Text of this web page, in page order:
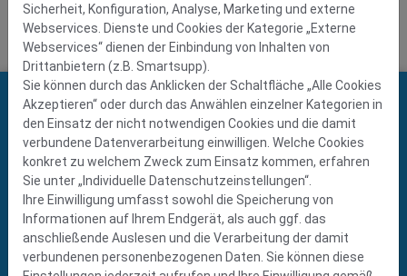
Begriffsdefinition
KONTAKT
Dillinger Fabrik
gelochter Bleche GmbH
Franz-Meguin-Straße 20
D-66763 Dillingen
Tel+49 (0) 6831 7003-0
Fax +49 (0) 6831 7003-525
www.dfgb.de
Sicherheit, Konfiguration, Analyse, Marketing und externe
Webservices. Dienste und Cookies der Kategorie „Externe
Webservices“ dienen der Einbindung von Inhalten von
Drittanbietern (z.B. Smartsupp).
Sie können durch das Anklicken der Schaltfläche „Alle Cookies
Akzeptieren“ oder durch das Anwählen einzelner Kategorien in
den Einsatz der nicht notwendigen Cookies und die damit
verbundene Datenverarbeitung einwilligen. Welche Cookies
konkret zu welchem Zweck zum Einsatz kommen, erfahren
Sie unter „Individuelle Datenschutzeinstellungen“.
Ihre Einwilligung umfasst sowohl die Speicherung von
Informationen auf Ihrem Endgerät, als auch ggf. das
anschließende Auslesen und die Verarbeitung der damit
verbundenen personenbezogenen Daten. Sie können diese